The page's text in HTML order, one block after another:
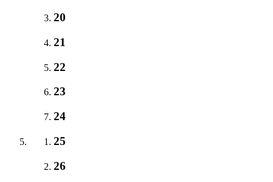
20
21
22
23
24
25
26